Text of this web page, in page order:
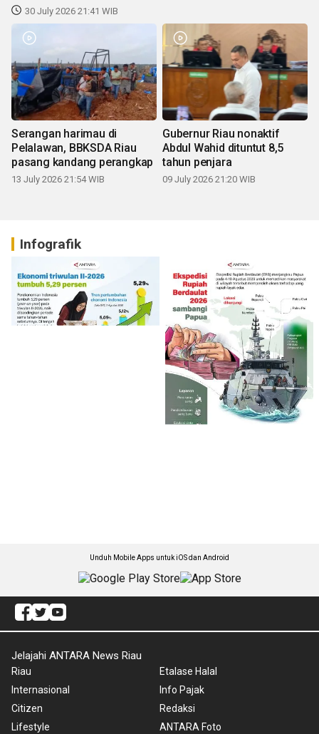
30 July 2026 21:41 WIB
Serangan harimau di
Pelalawan, BBKSDA Riau
pasang kandang perangkap
13 July 2026 21:54 WIB
Gubernur Riau nonaktif
Abdul Wahid dituntut 8,5
tahun penjara
09 July 2026 21:20 WIB
Infografik
Unduh Mobile Apps untuk iOS dan Android
Jelajahi ANTARA News Riau
Riau
Internasional
Citizen
Lifestyle
Etalase Halal
Info Pajak
Redaksi
ANTARA Foto